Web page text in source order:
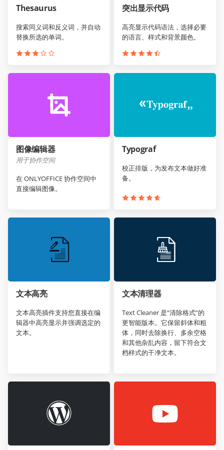
Thesaurus
搜索同义词和反义词，并自动
替换所选的单词。
突出显示代码
高亮显示代码语法，选择必要
的语言、样式和背景颜色。
图像编辑器
用于协作空间
在 ONLYOFFICE 协作空间中
直接编辑图像。
Typograf
校正排版，为发布文本做好准
备。
文本高亮
文本高亮插件支持您直接在编
辑器中高亮显示并强调选定的
文本。
文本清理器
Text Cleaner 是“清除格式”的
更智能版本。它保留斜体和粗
体，同时去除换行、多余空格
和其他杂乱内容，留下符合文
档样式的干净文本。